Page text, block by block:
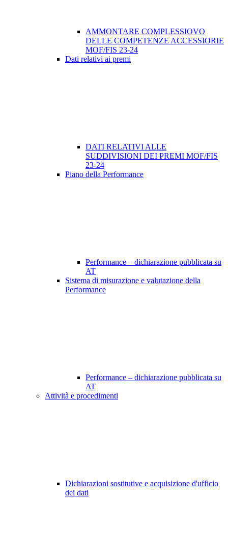
AMMONTARE COMPLESSIOVO
DELLE COMPETENZE ACCESSIORIE
MOF/FIS 23-24
Dati relativi ai premi
DATI RELATIVI ALLE
SUDDIVISIONI DEI PREMI MOF/FIS
23-24
Piano della Performance
Performance – dichiarazione pubblicata su
AT
Sistema di misurazione e valutazione della
Performance
Performance – dichiarazione pubblicata su
AT
Attività e procedimenti
Dichiarazioni sostitutive e acquisizione d'ufficio
dei dati